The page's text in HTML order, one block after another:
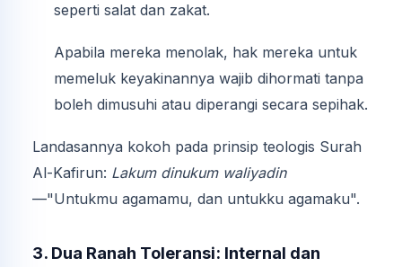
seperti salat dan zakat.
Apabila mereka menolak, hak mereka untuk
memeluk keyakinannya wajib dihormati tanpa
boleh dimusuhi atau diperangi secara sepihak.
Landasannya kokoh pada prinsip teologis Surah
Al-Kafirun: Lakum dinukum waliyadin
—"Untukmu agamamu, dan untukku agamaku".
3. Dua Ranah Toleransi: Internal dan